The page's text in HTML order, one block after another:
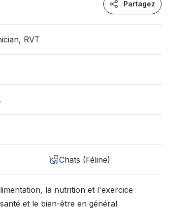
Partagez
RVT
Chats (Féline)
la nutrition et l'exercice
et le bien-être en général